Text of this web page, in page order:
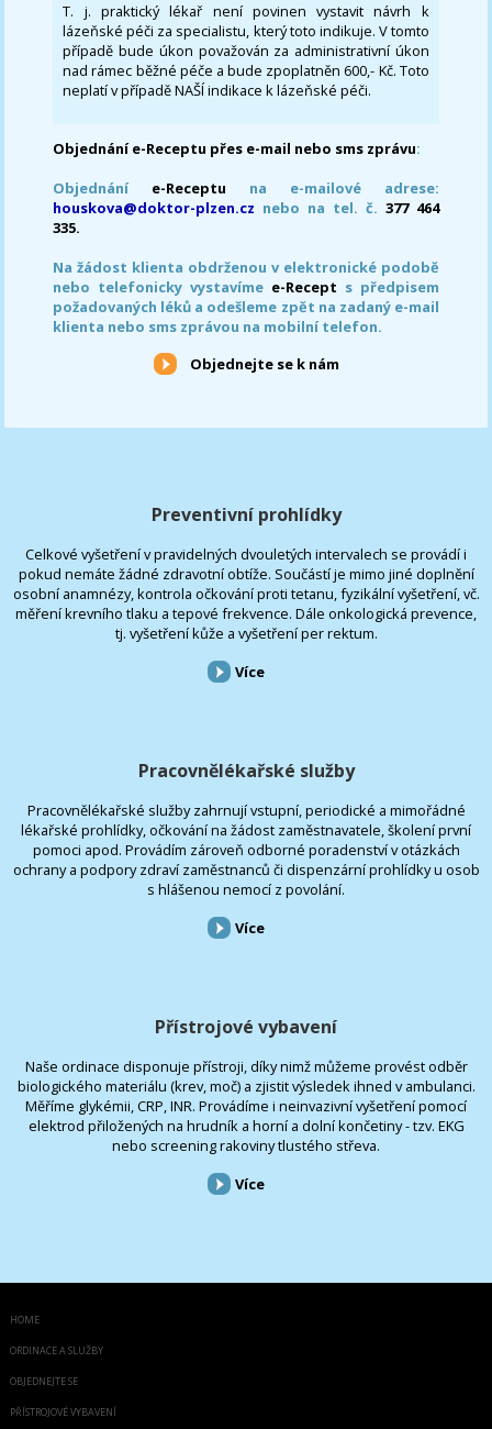
T. j. praktický lékař není povinen vystavit návrh k
lázeňské péči za specialistu, který toto indikuje. V tomto
případě bude úkon považován za administrativní úkon
nad rámec běžné péče a bude zpoplatněn 600,- Kč. Toto
neplatí v případě NAŠÍ indikace k lázeňské péči.
Objednání e-Receptu přes e-mail nebo sms zprávu:
Objednání e-Receptu na e-mailové adrese:
houskova@doktor-plzen.cz nebo na tel. č. 377 464
335.
Na žádost klienta obdrženou v elektronické podobě
nebo telefonicky vystavíme e-Recept s předpisem
požadovaných léků a odešleme zpět na zadaný e-mail
klienta nebo sms zprávou na mobilní telefon.
Objednejte se k nám
Preventivní prohlídky
Celkové vyšetření v pravidelných dvouletých intervalech se provádí i
pokud nemáte žádné zdravotní obtíže. Součástí je mimo jiné doplnění
osobní anamnézy, kontrola očkování proti tetanu, fyzikální vyšetření, vč.
měření krevního tlaku a tepové frekvence. Dále onkologická prevence,
tj. vyšetření kůže a vyšetření per rektum.
Více
Pracovnělékařské služby
Pracovnělékařské služby zahrnují vstupní, periodické a mimořádné
lékařské prohlídky, očkování na žádost zaměstnavatele, školení první
pomoci apod. Provádím zároveň odborné poradenství v otázkách
ochrany a podpory zdraví zaměstnanců či dispenzární prohlídky u osob
s hlášenou nemocí z povolání.
Více
Přístrojové vybavení
Naše ordinace disponuje přístroji, díky nimž můžeme provést odběr
biologického materiálu (krev, moč) a zjistit výsledek ihned v ambulanci.
Měříme glykémii, CRP, INR. Provádíme i neinvazivní vyšetření pomocí
elektrod přiložených na hrudník a horní a dolní končetiny - tzv. EKG
nebo screening rakoviny tlustého střeva.
Více
HOME
ORDINACE A SLUŽBY
OBJEDNEJTE SE
PŘÍSTROJOVÉ VYBAVENÍ